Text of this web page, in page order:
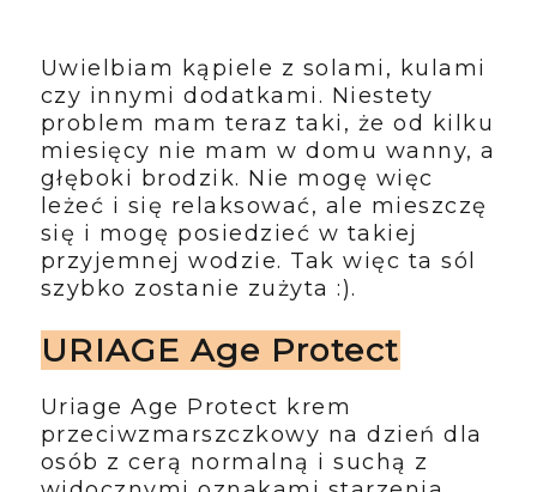
Uwielbiam kąpiele z solami, kulami
czy innymi dodatkami. Niestety
problem mam teraz taki, że od kilku
miesięcy nie mam w domu wanny, a
głęboki brodzik. Nie mogę więc
leżeć i się relaksować, ale mieszczę
się i mogę posiedzieć w takiej
przyjemnej wodzie. Tak więc ta sól
szybko zostanie zużyta :).
URIAGE Age Protect
Uriage Age Protect krem
przeciwzmarszczkowy na dzień dla
osób z cerą normalną i suchą z